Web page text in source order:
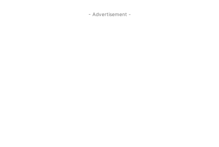
- Advertisement -